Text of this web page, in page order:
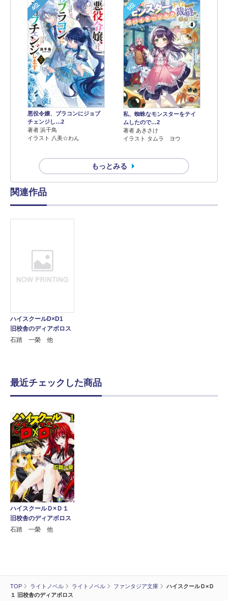
TOP ライトノベル ライトノベル ファンタジア文庫
ハイスクールＤ×Ｄ
１ 旧校舎のディアボロス
4位
悪役令嬢、ブラコンにジョブ
チェンジし…2
著者 浜千鳥
イラスト 八美☆わん
5位
私、蜘蛛なモンスターをテイ
ムしたので…2
著者 あきさけ
イラスト タムラ ヨウ
もっとみる
関連作品
ハイスクールD×D1
旧校舎のディアボロス
石踏 一榮 他
最近チェックした商品
ハイスクールＤ×Ｄ１
旧校舎のディアボロス
石踏 一榮 他